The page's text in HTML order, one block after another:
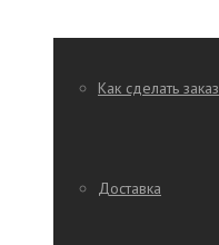
Как сделать заказ
Доставка